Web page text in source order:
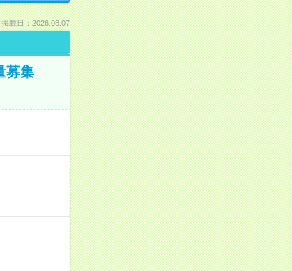
掲載日：2026.08.07
募集